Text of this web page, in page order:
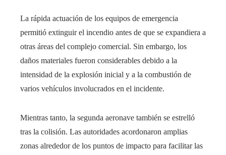
La rápida actuación de los equipos de emergencia
permitió extinguir el incendio antes de que se expandiera a
otras áreas del complejo comercial. Sin embargo, los
daños materiales fueron considerables debido a la
intensidad de la explosión inicial y a la combustión de
varios vehículos involucrados en el incidente.
Mientras tanto, la segunda aeronave también se estrelló
tras la colisión. Las autoridades acordonaron amplias
zonas alrededor de los puntos de impacto para facilitar las